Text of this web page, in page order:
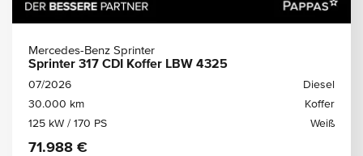
Mercedes-Benz Sprinter
Sprinter 317 CDI Koffer LBW 4325
07/2026
Diesel
30.000 km
Koffer
125 kW / 170 PS
Weiß
71.988 €